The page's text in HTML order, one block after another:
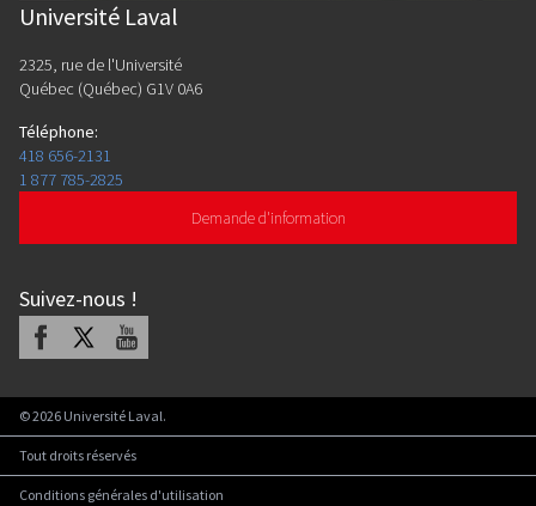
Université Laval
2325, rue de l'Université
Québec (Québec) G1V 0A6
Téléphone:
418 656-2131
1 877 785-2825
Demande d'information
Suivez-nous !
Facebook Youtube
©2026 Université Laval.
Tout droits réservés
Conditions générales d'utilisation